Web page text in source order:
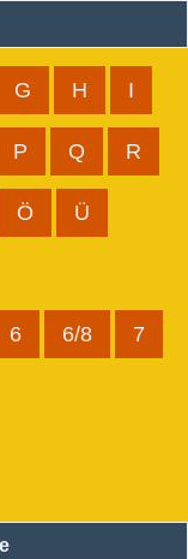
G H I
P Q R
Ö Ü
6 6/8 7